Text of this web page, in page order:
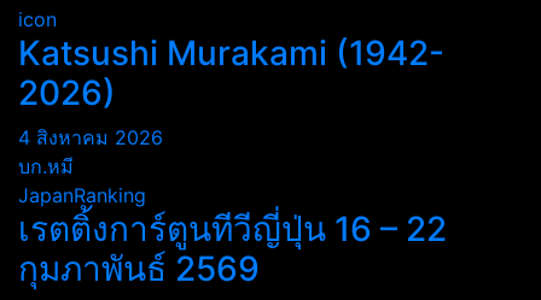
icon
Katsushi Murakami (1942-
2026)
4 สิงหาคม 2026
บก.หมี
JapanRanking
เรตติ้งการ์ตูนทีวีญี่ปุ่น 16 – 22
กุมภาพันธ์ 2569